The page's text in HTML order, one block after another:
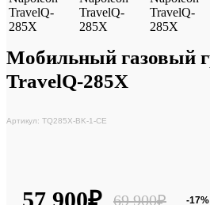
Мобильный газовый
TravelQ-285X
Артикул: TQ285X-BK-1-CE
69 900₽ -17%